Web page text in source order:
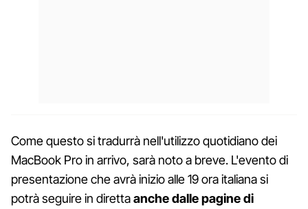
Come questo si tradurrà nell'utilizzo quotidiano dei
MacBook Pro in arrivo, sarà noto a breve. L'evento di
presentazione che avrà inizio alle 19 ora italiana si
potrà seguire in direttaanche dalle pagine di